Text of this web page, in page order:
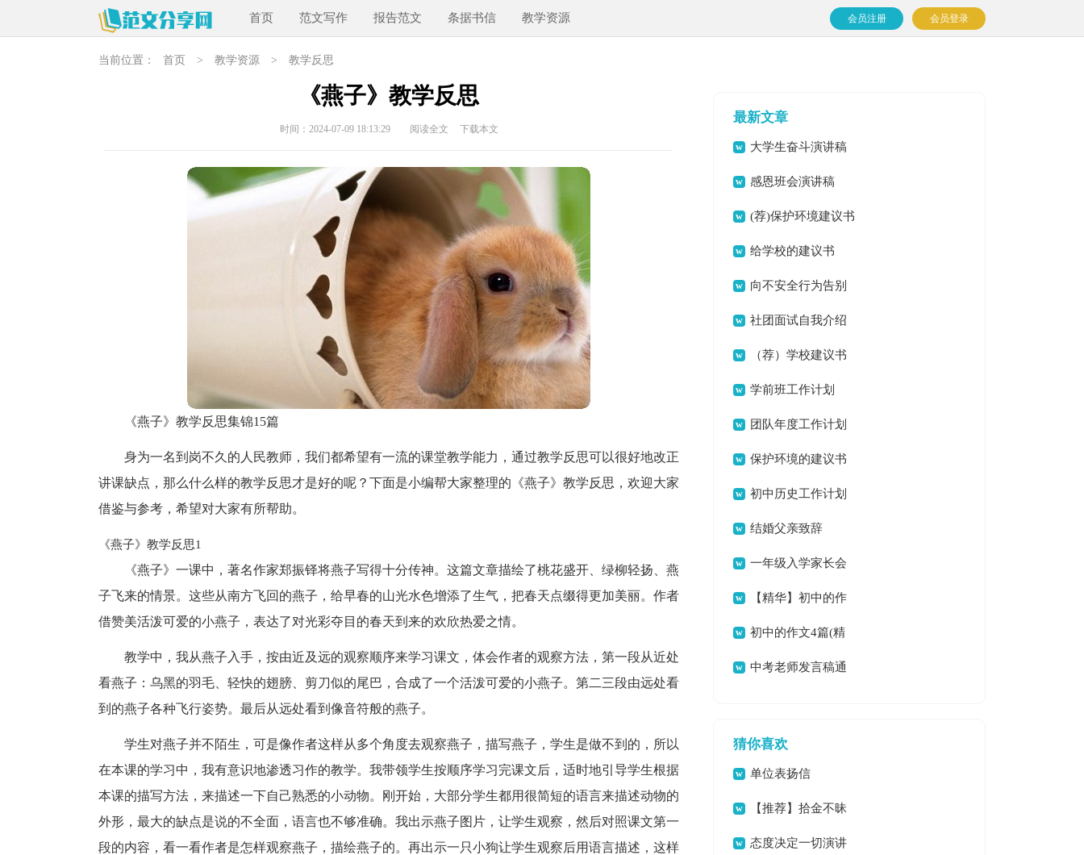
首页 范文写作 报告范文 条据书信 教学资源 会员登录
会员注册
当前位置： 首页 > 教学资源 > 教学反思
《燕子》教学反思
时间：2024-07-09 18:13:29 阅读全文 下载本文
《燕子》教学反思集锦15篇
身为一名到岗不久的人民教师，我们都希望有一流的课堂教学能力，通过教学反思可以很好地改正
讲课缺点，那么什么样的教学反思才是好的呢？下面是小编帮大家整理的《燕子》教学反思，欢迎大家
借鉴与参考，希望对大家有所帮助。
《燕子》教学反思1
《燕子》一课中，著名作家郑振铎将燕子写得十分传神。这篇文章描绘了桃花盛开、绿柳轻扬、燕
子飞来的情景。这些从南方飞回的燕子，给早春的山光水色增添了生气，把春天点缀得更加美丽。作者
借赞美活泼可爱的小燕子，表达了对光彩夺目的春天到来的欢欣热爱之情。
教学中，我从燕子入手，按由近及远的观察顺序来学习课文，体会作者的观察方法，第一段从近处
看燕子：乌黑的羽毛、轻快的翅膀、剪刀似的尾巴，合成了一个活泼可爱的小燕子。第二三段由远处看
到的燕子各种飞行姿势。最后从远处看到像音符般的燕子。
学生对燕子并不陌生，可是像作者这样从多个角度去观察燕子，描写燕子，学生是做不到的，所以
在本课的学习中，我有意识地渗透习作的教学。我带领学生按顺序学习完课文后，适时地引导学生根据
本课的描写方法，来描述一下自己熟悉的小动物。刚开始，大部分学生都用很简短的语言来描述动物的
外形，最大的缺点是说的不全面，语言也不够准确。我出示燕子图片，让学生观察，然后对照课文第一
段的内容，看一看作者是怎样观察燕子，描绘燕子的。再出示一只小狗让学生观察后用语言描述，这样
最新文章
大学生奋斗演讲稿
感恩班会演讲稿
(荐)保护环境建议书
给学校的建议书
【大全14篇】
向不安全行为告别
倡议书社团面试自我介绍
范文 （荐）学校建议书
学前班工作计划
团队年度工作计划
保护环境的建议书
（精品）
初中历史工作计划
结婚父亲致辞
一年级入学家长会
班主任发言稿
【精华】初中的作
文4篇初中的作文4篇(精
华) 中考老师发言稿通
猜你喜欢
单位表扬信
【推荐】拾金不昧
表扬信模板集锦5篇
态度决定一切演讲